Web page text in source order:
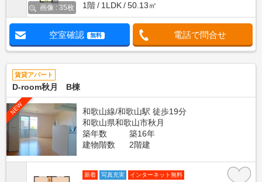
画像 : 35枚
1階
1LDK 50.13㎡
空室確認 無料 電話で問合せ
賃貸アパート
D-room秋月 B棟
NEW
和歌山線/和歌山駅 徒歩19分
和歌山県和歌山市秋月
築年数
築16年
建物階数
2階建
新着 写真充実 インターネット無料